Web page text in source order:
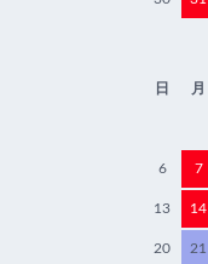
日 月
6 7
13 14
20 21